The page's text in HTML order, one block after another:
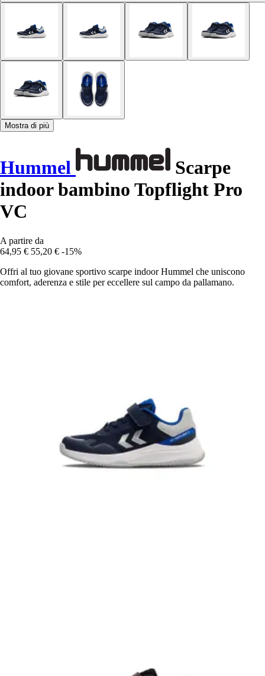
Mostra di più
Hummel
Scarpe
indoor bambino Topflight Pro
VC
A partire da
64,95 € 55,20 € -15%
Offri al tuo giovane sportivo scarpe indoor Hummel che uniscono
comfort, aderenza e stile per eccellere sul campo da pallamano.